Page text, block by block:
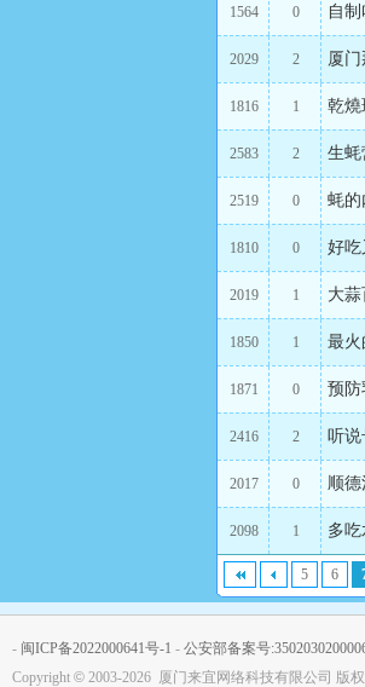
1564 0 自
2029 2 厦
1816 1 乾
2583 2 生蚝
2519 0 蚝的
1810 0 好吃
2019 1 大
1850 1 最火
1871 0 预防
2416 2 听说
2017 0 顺德
2098 1 多
5 6
- 闽ICP备2022000641号-1 - 公安部备案号
Copyright © 2003-2026 厦门来宜网络科技有限公司 版